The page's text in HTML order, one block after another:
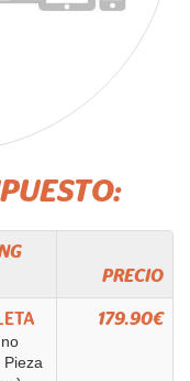
PRECIO
Pieza
179.90€